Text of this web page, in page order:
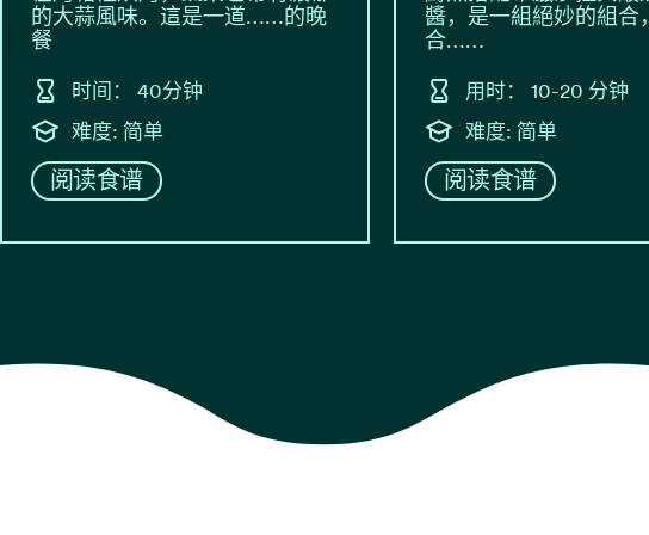
的大蒜風味。這是一道……的晚
餐
时间： 40分钟
难度: 简单
阅读食谱
醬，是一組絕妙的組合
合……
用时： 10-20 分钟
难度: 简单
阅读食谱